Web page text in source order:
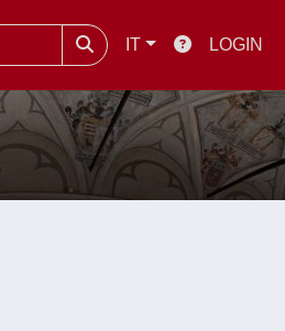
IT LOGIN